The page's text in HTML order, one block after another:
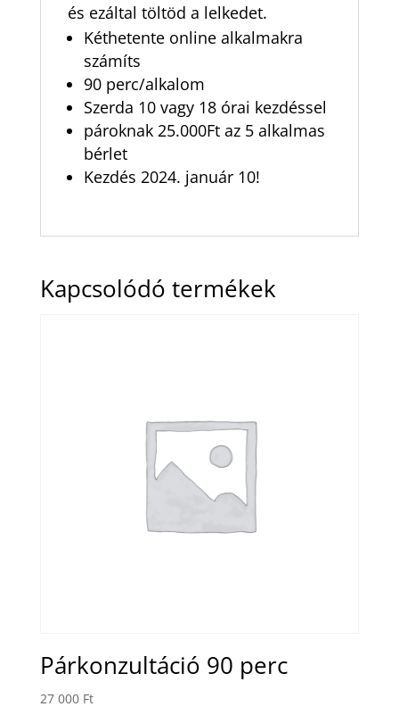
és ezáltal töltöd a lelkedet.
Kéthetente online alkalmakra
számíts
90 perc/alkalom
Szerda 10 vagy 18 órai kezdéssel
pároknak 25.000Ft az 5 alkalmas
bérlet
Kezdés 2024. január 10!
Kapcsolódó termékek
Párkonzultáció 90 perc
27 000 Ft